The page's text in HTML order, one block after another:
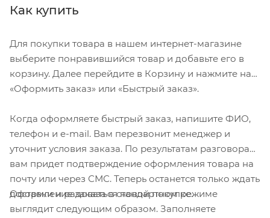
Как купить
Для покупки товара в нашем интернет-магазине
выберите понравившийся товар и добавьте его в
корзину. Далее перейдите в Корзину и нажмите на
«Оформить заказ» или «Быстрый заказ».
Когда оформляете быстрый заказ, напишите ФИО,
телефон и e-mail. Вам перезвонит менеджер и
уточнит условия заказа. По результатам разговора
вам придет подтверждение оформления товара на
почту или через СМС. Теперь останется только ждать
доставки и радоваться новой покупке.
Оформление заказа в стандартном режиме
выглядит следующим образом. Заполняете